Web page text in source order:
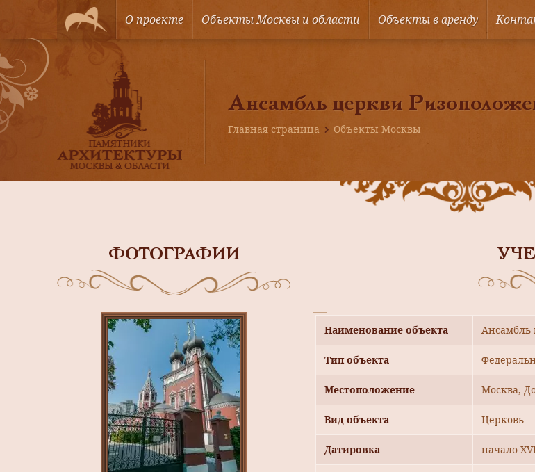
О проекте Объекты Москвы и области Объекты в аренду
Ансамбль церкви
Главная страница Объекты Москвы
ФОТОГРАФИИ
Наименование объекта Ансамбль
Тип объекта
Местоположение Москва,
Вид объекта Церковь
Датировка начало